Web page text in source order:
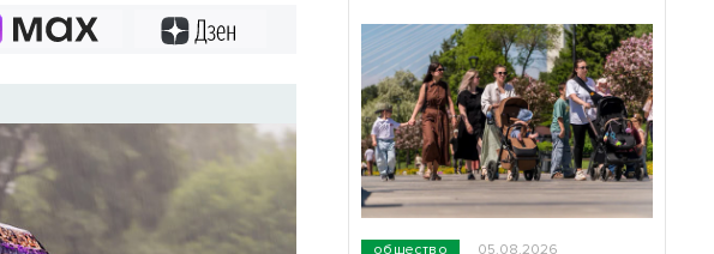
общество 05.08.2026